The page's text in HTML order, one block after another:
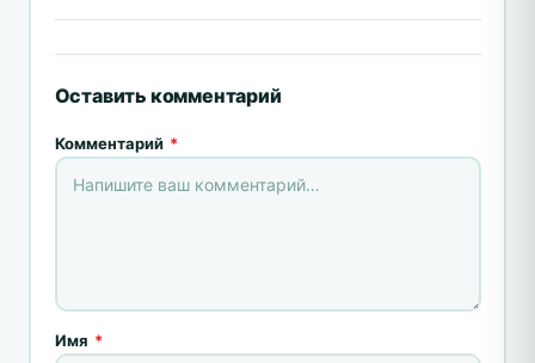
Оставить комментарий
Комментарий *
Имя *